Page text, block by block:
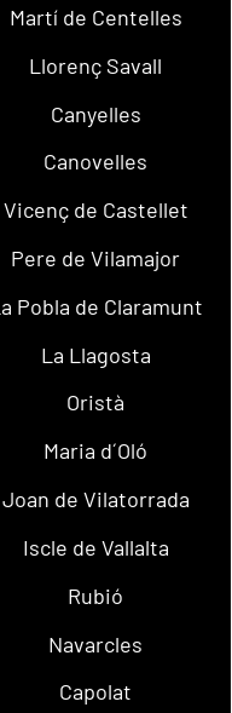
Martí de Centelles
Llorenç Savall
Canyelles
Canovelles
Vicenç de Castellet
Pere de Vilamajor
Pobla de Claramunt
La Llagosta
Oristà
Maria d´Oló
Joan de Vilatorrada
Iscle de Vallalta
Rubió
Navarcles
Capolat